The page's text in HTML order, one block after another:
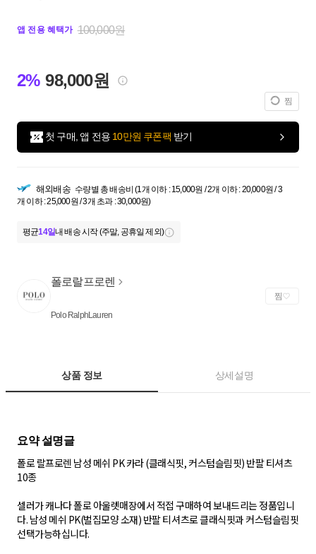
앱 전용 혜택가 100,000원
2% 98,000원
찜
첫 구매, 앱 전용 10만원 쿠폰팩 받기
해외배송 수량별 총 배송비 (1개 이하 : 15,000원 / 2개 이하 : 20,000원 / 3
개 이하 : 25,000원 / 3개 초과 : 30,000원)
평균14일내 배송 시작 (주말, 공휴일 제외)
폴로랄프로렌
Polo RalphLauren
찜
상품 정보 상세설명
요약 설명글
폴로 랄프로렌 남성 메쉬 PK 카라 (클래식핏, 커스텀슬림핏) 반팔 티셔츠
10종
셀러가 캐나다 폴로 아울렛매장에서 적접 구매하여 보내드리는 정품입니
다. 남성 메쉬 PK(벌집모양 소재) 반팔 티셔츠로 클래식핏과 커스텀슬림핏
선택가능하십니다.